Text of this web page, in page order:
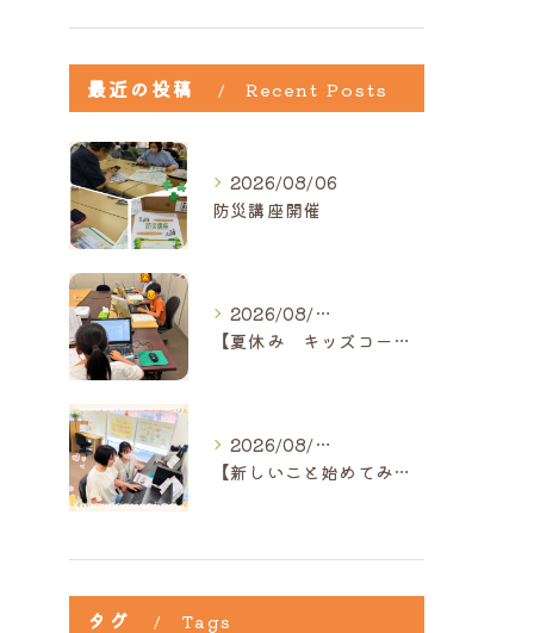
最近の投稿 Recent Posts
2026/08/06
防災講座開催
2026/08/05
【夏休み キッズコース】｜ひだまり近江八幡教室
2026/08/05
【新しいこと始めてみませんか？】ひだまり高島教室
タグ Tags